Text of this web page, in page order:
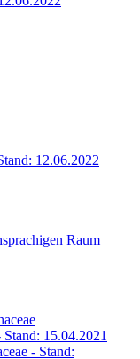
12.06.2022
Raum
Stand: 15.04.2021
- Stand: